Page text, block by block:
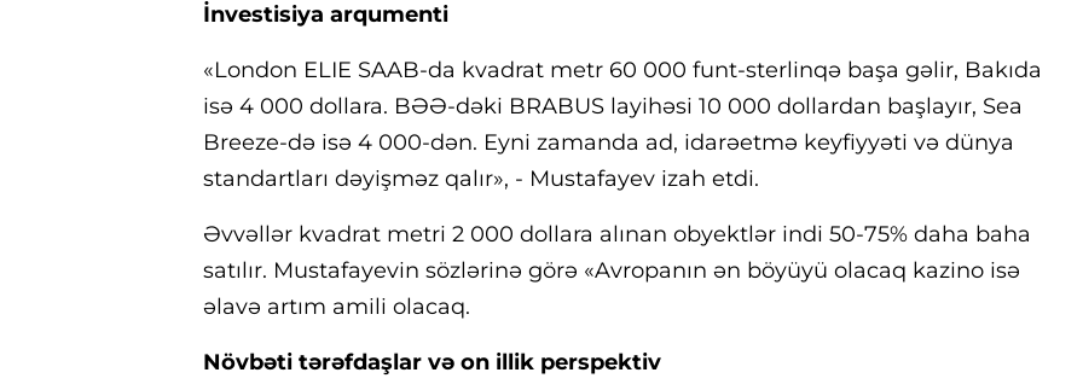
İnvestisiya arqumenti
«London ELIE SAAB-da kvadrat metr 60 000 funt-sterlinqə başa gəlir, Bakıda
isə 4 000 dollara. BƏƏ-dəki BRABUS layihəsi 10 000 dollardan başlayır, Sea
Breeze-də isə 4 000-dən. Eyni zamanda ad, idarəetmə keyfiyyəti və dünya
standartları dəyişməz qalır», - Mustafayev izah etdi.
Əvvəllər kvadrat metri 2 000 dollara alınan obyektlər indi 50-75% daha baha
satılır. Mustafayevin sözlərinə görə «Avropanın ən böyüyü olacaq kazino isə
əlavə artım amili olacaq.
Növbəti tərəfdaşlar və on illik perspektiv